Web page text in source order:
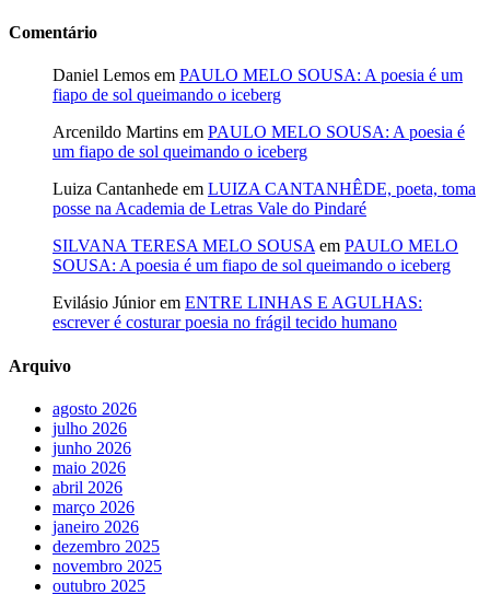
Comentário
Daniel Lemos em PAULO MELO SOUSA: A poesia é um
fiapo de sol queimando o iceberg
Arcenildo Martins em PAULO MELO SOUSA: A poesia é
um fiapo de sol queimando o iceberg
Luiza Cantanhede em LUIZA CANTANHÊDE, poeta, toma
posse na Academia de Letras Vale do Pindaré
SILVANA TERESA MELO SOUSA em PAULO MELO
SOUSA: A poesia é um fiapo de sol queimando o iceberg
Evilásio Júniorem ENTRE LINHAS E AGULHAS:
escrever é costurar poesia no frágil tecido humano
Arquivo
agosto 2026
julho 2026
junho 2026
maio 2026
abril 2026
março 2026
janeiro 2026
dezembro 2025
novembro 2025
outubro 2025